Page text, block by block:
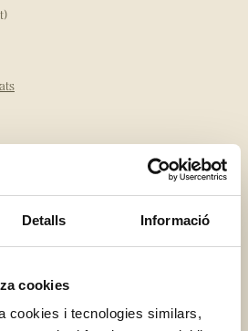
Detalls Informació
cookies
cookies i tecnologies similars,
crus un mínim de 5 hores.
del pastís, tritura les nous juntament amb
del farcit fins a obtenir una crema.
quedar fina però tan espessa com sigui
congelador mínim 8 hores.